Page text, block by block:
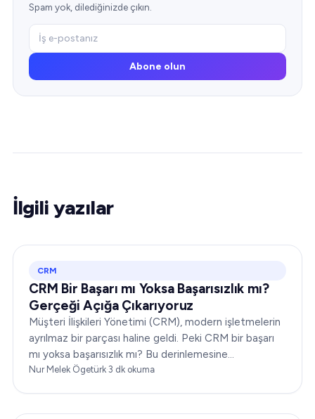
Spam yok, dilediğinizde çıkın.
Abone olun
İlgili yazılar
CRM
CRM Bir Başarı mı Yoksa Başarısızlık mı?
Gerçeği Açığa Çıkarıyoruz
Müşteri İlişkileri Yönetimi (CRM), modern işletmelerin
ayrılmaz bir parçası haline geldi. Peki CRM bir başarı
mı yoksa başarısızlık mı? Bu derinlemesine
incelemede, size kapsamlı bir bakış açısı sunmak için
Nur Melek Ögetürk·3 dk okuma